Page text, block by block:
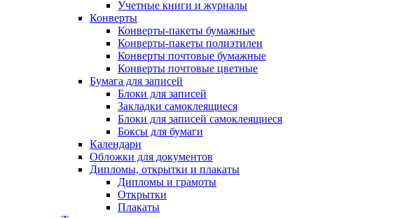
Учетные книги и журналы
Конверты
Конверты-пакеты бумажные
Конверты-пакеты полиэтилен
Конверты почтовые бумажные
Конверты почтовые цветные
Бумага для записей
Блоки для записей
Закладки самоклеящиеся
Блоки для записей самоклеящиеся
Боксы для бумаги
Календари
Обложки для документов
Дипломы, открытки и плакаты
Дипломы и грамоты
Открытки
Плакаты